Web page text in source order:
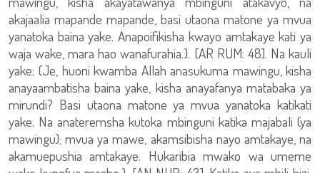
akajaalia mapande mapande, basi utaona matone ya mvua
yanatoka baina yake. Anapoifikisha kwayo amtakaye kati ya
waja wake, mara hao wanafurahia.}. [AR RUM: 48]. Na kauli
yake: {Je, huoni kwamba Allah anasukuma mawingu, kisha
anayaambatisha baina yake, kisha anayafanya matabaka ya
mirundi? Basi utaona matone ya mvua yanatoka katikati
yake. Na anateremsha kutoka mbinguni katika majabali (ya
mawingu); mvua ya mawe, akamsibisha nayo amtakaye, na
akamuepushia amtakaye. Hukaribia mwako wa umeme